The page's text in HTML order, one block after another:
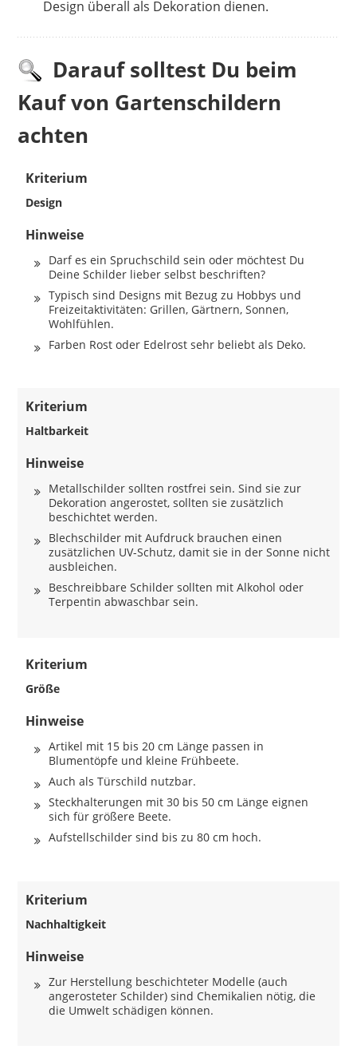
Design überall als Dekoration dienen.
Darauf solltest Du beim
Kauf von Gartenschildern
achten
Kriterium
Design
Hinweise
Darf es ein Spruchschild sein oder möchtest Du
Deine Schilder lieber selbst beschriften?
Typisch sind Designs mit Bezug zu Hobbys und
Freizeitaktivitäten: Grillen, Gärtnern, Sonnen,
Wohlfühlen.
Farben Rost oder Edelrost sehr beliebt als Deko.
Kriterium
Haltbarkeit
Hinweise
Metallschilder sollten rostfrei sein. Sind sie zur
Dekoration angerostet, sollten sie zusätzlich
beschichtet werden.
Blechschilder mit Aufdruck brauchen einen
zusätzlichen UV-Schutz, damit sie in der Sonne nicht
ausbleichen.
Beschreibbare Schilder sollten mit Alkohol oder
Terpentin abwaschbar sein.
Kriterium
Größe
Hinweise
Artikel mit 15 bis 20 cm Länge passen in
Blumentöpfe und kleine Frühbeete.
Auch als Türschild nutzbar.
Steckhalterungen mit 30 bis 50 cm Länge eignen
sich für größere Beete.
Aufstellschilder sind bis zu 80 cm hoch.
Kriterium
Nachhaltigkeit
Hinweise
Zur Herstellung beschichteter Modelle (auch
angerosteter Schilder) sind Chemikalien nötig, die
die Umwelt schädigen können.